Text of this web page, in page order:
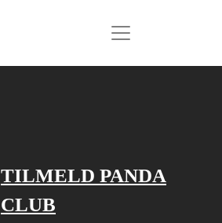
TILMELD PANDA
CLUB